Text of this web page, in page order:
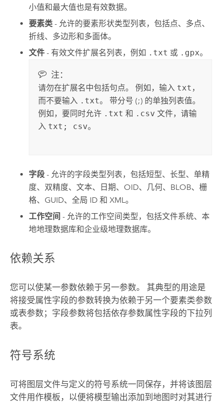
小值和最大值也是有效数据。
要素类 - 允许的要素形状类型列表，包括点、多点、
折线、多边形和多面体。
文件 - 有效文件扩展名列表，例如 .txt 或 .gpx。
注：
请勿在扩展名中包括句点。 例如，输入 txt ，
而不要输入 .txt。 带分号 (;) 的单独列表值。
例如，要同时允许 .txt 和 .csv 文件，请输
入 txt; csv。
字段 - 允许的字段类型列表，包括短型、长型、单精
度、双精度、文本、日期、OID、几何、BLOB、栅
格、GUID、全局 ID 和 XML。
工作空间 - 允许的工作空间类型，包括文件系统、本
地地理数据库和企业级地理数据库。
依赖关系
您可以使某一参数依赖于另一参数。 其典型的用途是
将接受属性字段的参数转换为依赖于另一个要素类参数
或表参数；字段参数将包括依存参数属性字段的下拉列
表。
符号系统
可将图层文件与定义的符号系统一同保存，并将该图层
文件用作模板，以便将模型输出添加到地图时对其进行